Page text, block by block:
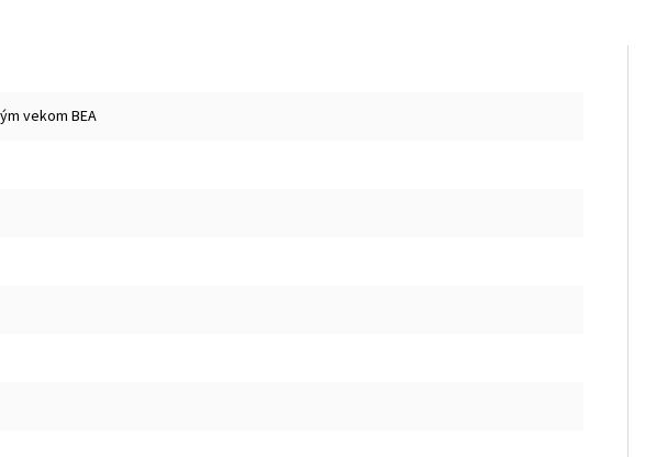
vekom BEA